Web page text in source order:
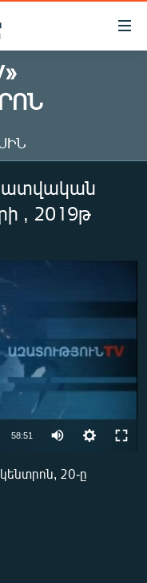
, 2019թ
available
58:51
20-ը